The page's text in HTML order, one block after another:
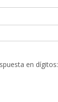
en dígitos: